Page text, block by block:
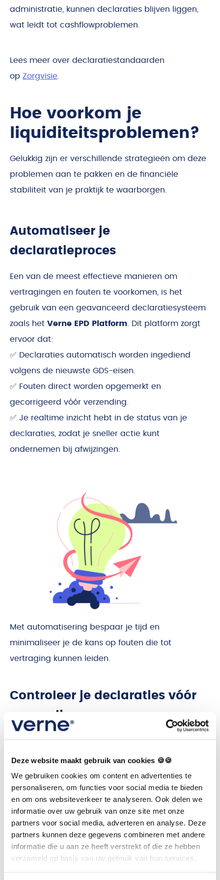
Deze website maakt gebruik van cookies 🍪🍪
We gebruiken cookies om content en advertenties te
personaliseren, om functies voor social media te bieden
en om ons websiteverkeer te analyseren. Ook delen we
informatie over uw gebruik van onze site met onze
partners voor social media, adverteren en analyse. Deze
partners kunnen deze gegevens combineren met andere
informatie die u aan ze heeft verstrekt of die ze hebben
verzameld op basis van uw gebruik van hun services.
administratie, kunnen declaraties blijven liggen,
wat leidt tot cashflowproblemen.
Lees meer over declaratiestandaarden
op Zorgvisie
Hoe voorkom je
liquiditeitsproblemen?
Gelukkig zijn er verschillende strategieën om deze
problemen aan te pakken en de financiële
stabiliteit van je praktijk te waarborgen.
Automatiseer je
declaratieproces
Een van de meest effectieve manieren om
vertragingen en fouten te voorkomen, is het
gebruik van een geavanceerd declaratiesysteem
zoals het Verne EPD Platform . Dit platform zorgt
ervoor dat:
✅ Declaraties automatisch worden ingediend
volgens de nieuwste GDS-eisen.
✅ Fouten direct worden opgemerkt en
gecorrigeerd vóór verzending.
✅ Je realtime inzicht hebt in de status van je
declaraties, zodat je sneller actie kunt
ondernemen bij afwijzingen.
Met automatisering bespaar je tijd en
minimaliseer je de kans op fouten die tot
vertraging kunnen leiden.
Controleer je declaraties vóór
verzending
Voorkomen is beter dan genezen. Voordat je een
declaratie indient, is het belangrijk om deze
zorgvuldig te controleren. Let op:
Zijn alle verplichte velden correct ingevuld?
Worden de juiste diagnose- en
behandelcodes gebruikt?
Voldoet de declaratie aan de eisen van de
verzekeraar?